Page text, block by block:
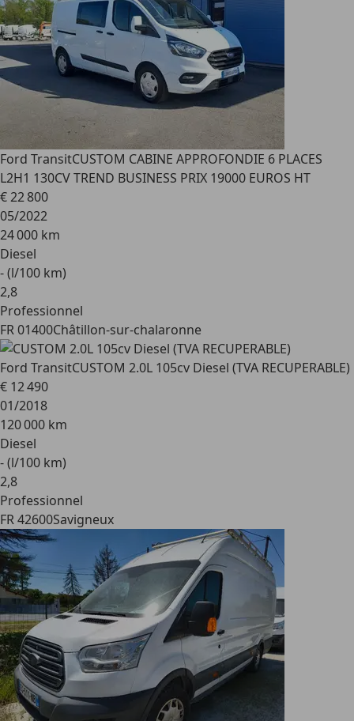
Ford TransitCUSTOM CABINE APPROFONDIE 6 PLACES
L2H1 130CV TREND BUSINESS PRIX 19000 EUROS HT
€ 22 800
05/2022
24 000 km
Diesel
- (l/100 km)
2,8
Professionnel
FR 01400Châtillon-sur-chalaronne
Ford TransitCUSTOM 2.0L 105cv Diesel (TVA RECUPERABLE)
€ 12 490
01/2018
120 000 km
Diesel
- (l/100 km)
2,8
Professionnel
FR 42600Savigneux